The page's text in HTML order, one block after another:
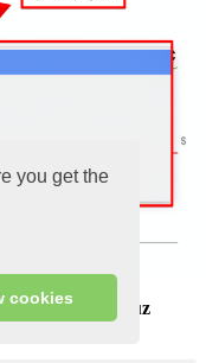
you get the
cookies
un noklikšķiniet
uz